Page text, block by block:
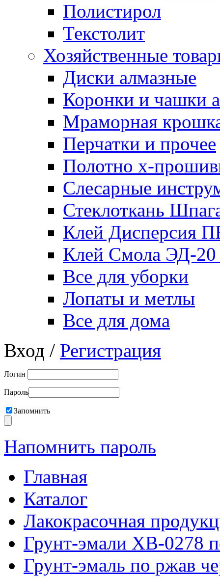
Полистирол
Текстолит
Хозяйственные
Диски алмазные
Коронки и чашки
Мраморная
Перчатки и прочее
Полотно х-
Слесарные
Стеклоткань
Клей Дисперсия
Клей Смола ЭД-20
Все для уборки
Лопаты и метлы
Все для дома
Вход / Регистрация
Логин
Пароль
Запомнить
Напомнить пароль
Главная
Каталог
Лакокрасочная
Грунт-эмали ХВ-0278
Грунт-эмаль по ржав